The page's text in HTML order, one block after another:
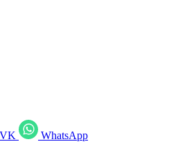
VK WhatsApp